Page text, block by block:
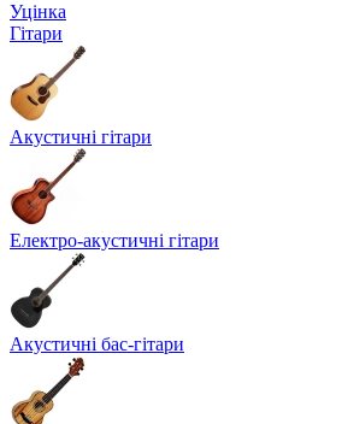
Уцінка
Гітари
Акустичні гітари
Електро-акустичні гітари
Акустичні бас-гітари